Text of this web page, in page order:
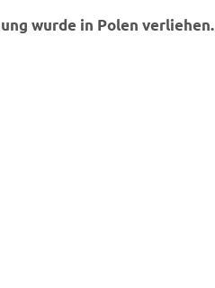
wurde in Polen verliehen.